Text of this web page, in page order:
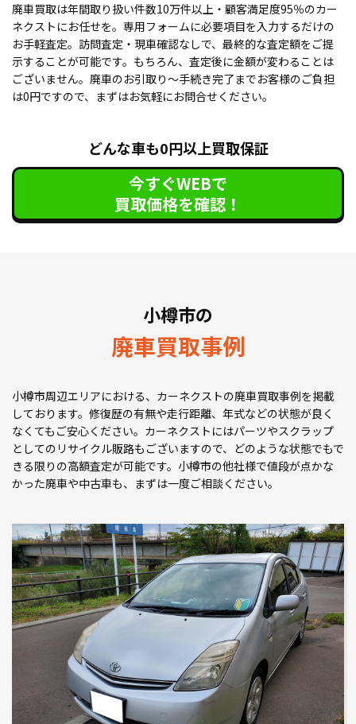
廃車買取は年間取り扱い件数10万件以上・顧客満足度95％のカー
ネクストにお任せを。専用フォームに必要項目を入力するだけの
お手軽査定。訪問査定・現車確認なしで、最終的な査定額をご提
示することが可能です。もちろん、査定後に金額が変わることは
ございません。廃車のお引取り〜手続き完了までお客様のご負担
は0円ですので、まずはお気軽にお問合せください。
どんな車も0円以上買取保証
今すぐWEBで
買取価格を確認！
小樽市の
廃車買取事例
小樽市周辺エリアにおける、カーネクストの廃車買取事例を掲載
しております。修復歴の有無や走行距離、年式などの状態が良く
なくてもご安心ください。カーネクストにはパーツやスクラップ
としてのリサイクル販路もございますので、どのような状態でもで
きる限りの高額査定が可能です。小樽市の他社様で値段が点かな
かった廃車や中古車も、まずは一度ご相談ください。